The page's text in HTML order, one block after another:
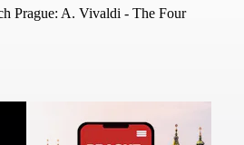
Prague: A. Vivaldi - The Four